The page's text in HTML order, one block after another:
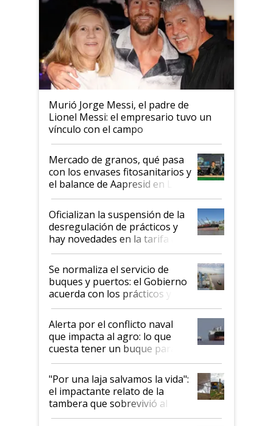
Murió Jorge Messi, el padre de
Lionel Messi: el empresario tuvo un
vínculo con el campo
Mercado de granos, qué pasa
con los envases fitosanitarios y
el balance de Aapresid en La
Posta
Oficializan la suspensión de la
desregulación de prácticos y
hay novedades en la tarifa de
la hidrovía
Se normaliza el servicio de
buques y puertos: el Gobierno
acuerda con los prácticos y
suspende el decreto de
desregulación
Alerta por el conflicto naval
que impacta al agro: lo que
cuesta tener un buque parado
y el peligro de que Argentina
pase a ser "país sucio"
"Por una laja salvamos la vida":
el impactante relato de la
tambera que sobrevivió al
tornado